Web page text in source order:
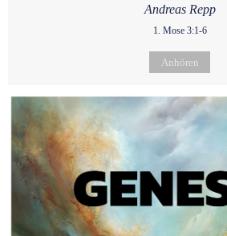
Andreas Repp
1. Mose 3:1-6
Anhören